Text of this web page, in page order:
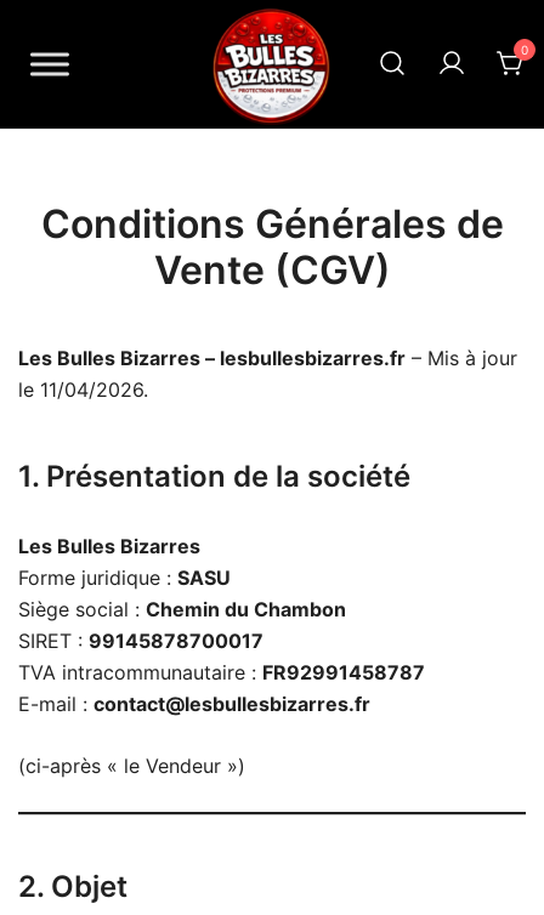
content
0
Conditions Générales de
Vente (CGV)
Les Bulles Bizarres – lesbullesbizarres.fr – Mis à jour
le 11/04/2026.
1. Présentation de la société
Les Bulles Bizarres
Forme juridique : SASU
Siège social : Chemin du Chambon
SIRET : 99145878700017
TVA intracommunautaire : FR92991458787
E-mail : contact@lesbullesbizarres.fr
(ci-après « le Vendeur »)
2. Objet